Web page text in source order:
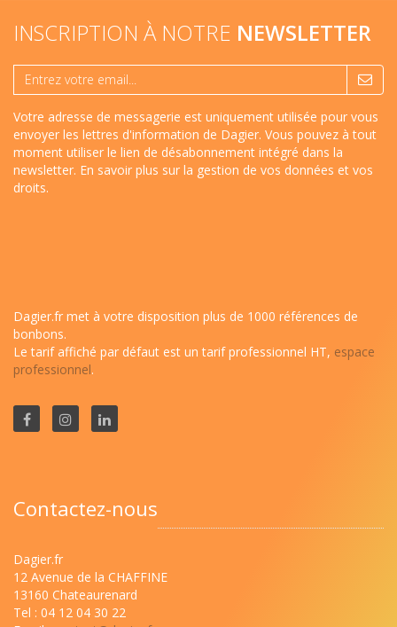
INSCRIPTION À NOTRE NEWSLETTER
Votre adresse de messagerie est uniquement utilisée pour vous
envoyer les lettres d'information de Dagier. Vous pouvez à tout
moment utiliser le lien de désabonnement intégré dans la
newsletter. En savoir plus sur la gestion de vos données et vos
droits.
Dagier.fr met à votre disposition plus de 1000 références de
bonbons.
Le tarif affiché par défaut est un tarif professionnel HT, espace
professionnel.
Contactez-nous
Dagier.fr
12 Avenue de la CHAFFINE
13160 Chateaurenard
Tel : 04 12 04 30 22